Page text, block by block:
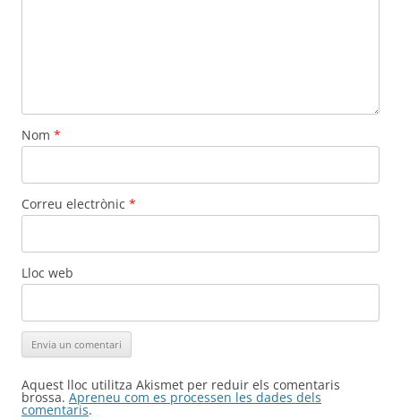
Nom *
Correu electrònic *
Lloc web
Aquest lloc utilitza Akismet per reduir els comentaris
brossa. Apreneu com es processen les dades dels
comentaris.